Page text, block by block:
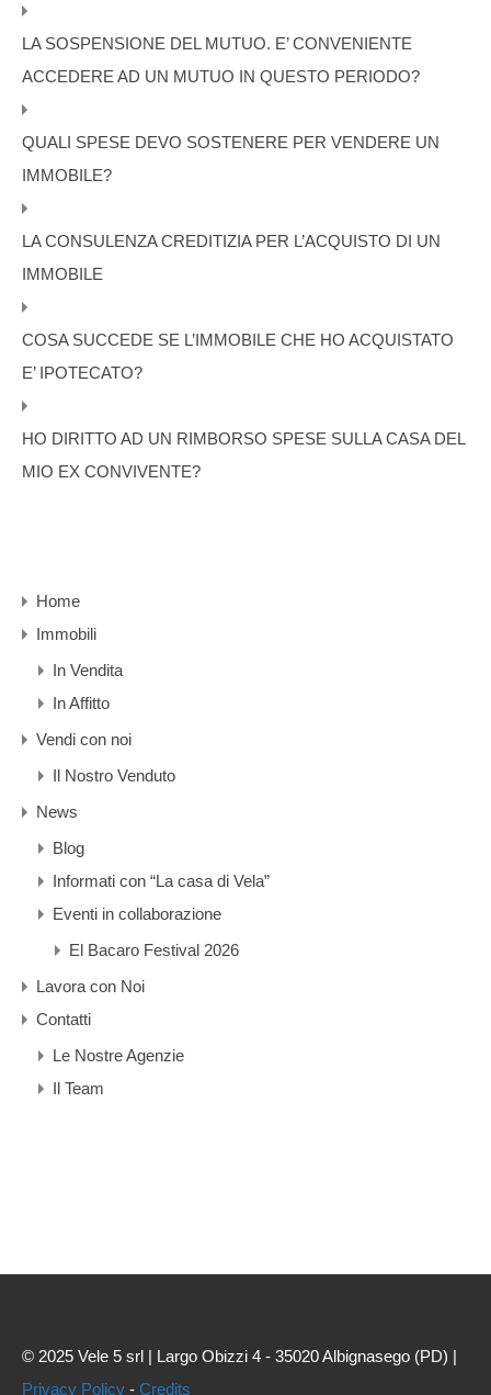
LA SOSPENSIONE DEL MUTUO. E’ CONVENIENTE
ACCEDERE AD UN MUTUO IN QUESTO PERIODO?
QUALI SPESE DEVO SOSTENERE PER VENDERE UN
IMMOBILE?
LA CONSULENZA CREDITIZIA PER L’ACQUISTO DI UN
IMMOBILE
COSA SUCCEDE SE L’IMMOBILE CHE HO ACQUISTATO
E’ IPOTECATO?
HO DIRITTO AD UN RIMBORSO SPESE SULLA CASA DEL
MIO EX CONVIVENTE?
Home
Immobili
In Vendita
In Affitto
Vendi con noi
Il Nostro Venduto
News
Blog
Informati con “La casa di Vela”
Eventi in collaborazione
El Bacaro Festival 2026
Lavora con Noi
Contatti
Le Nostre Agenzie
Il Team
© 2025 Vele 5 srl | Largo Obizzi 4 - 35020 Albignasego (PD) |
Privacy Policy - Credits